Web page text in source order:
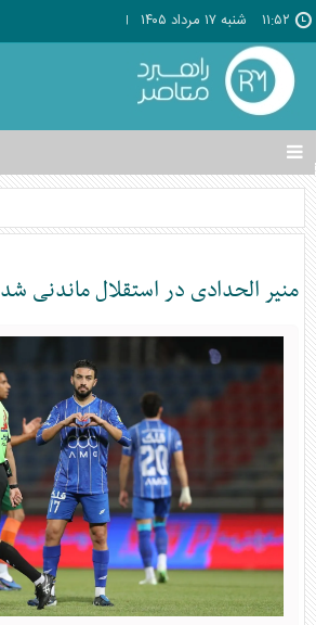
۱۱:۵۲ شنبه ۱۷ مرداد ۱۴۰۵
تغییر
وضعیت
منوی
ها
منیر الحدادی در استقلال ماندنی شد